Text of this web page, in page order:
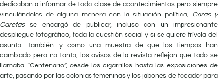
dedicaban a informar de toda clase de acontecimientos pero siempre
vinculándolos de alguna manera con la situación política, Caras y
Caretasse encargó de publicar, incluso con un impresionante
despliegue fotográfico, toda la cuestión social y si se quiere frívola del
asunto. También, y como una muestra de que los tiempos han
cambiado pero no tanto, los avisos de la revista reflejan que todo se
llamaba “Centenario”, desde los cigarrillos hasta las exposiciones de
arte, pasando por las colonias femeninas y los jabones de tocador para